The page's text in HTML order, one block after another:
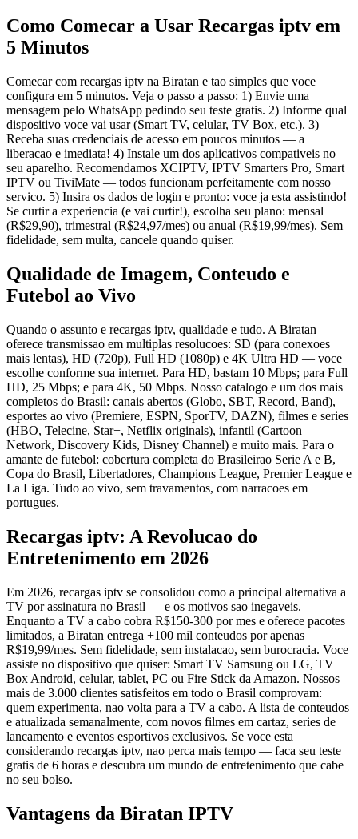
Como Comecar a Usar Recargas iptv em
5 Minutos
Comecar com recargas iptv na Biratan e tao simples que voce
configura em 5 minutos. Veja o passo a passo: 1) Envie uma
mensagem pelo WhatsApp pedindo seu teste gratis. 2) Informe qual
dispositivo voce vai usar (Smart TV, celular, TV Box, etc.). 3)
Receba suas credenciais de acesso em poucos minutos — a
liberacao e imediata! 4) Instale um dos aplicativos compativeis no
seu aparelho. Recomendamos XCIPTV, IPTV Smarters Pro, Smart
IPTV ou TiviMate — todos funcionam perfeitamente com nosso
servico. 5) Insira os dados de login e pronto: voce ja esta assistindo!
Se curtir a experiencia (e vai curtir!), escolha seu plano: mensal
(R$29,90), trimestral (R$24,97/mes) ou anual (R$19,99/mes). Sem
fidelidade, sem multa, cancele quando quiser.
Qualidade de Imagem, Conteudo e
Futebol ao Vivo
Quando o assunto e recargas iptv, qualidade e tudo. A Biratan
oferece transmissao em multiplas resolucoes: SD (para conexoes
mais lentas), HD (720p), Full HD (1080p) e 4K Ultra HD — voce
escolhe conforme sua internet. Para HD, bastam 10 Mbps; para Full
HD, 25 Mbps; e para 4K, 50 Mbps. Nosso catalogo e um dos mais
completos do Brasil: canais abertos (Globo, SBT, Record, Band),
esportes ao vivo (Premiere, ESPN, SporTV, DAZN), filmes e series
(HBO, Telecine, Star+, Netflix originals), infantil (Cartoon
Network, Discovery Kids, Disney Channel) e muito mais. Para o
amante de futebol: cobertura completa do Brasileirao Serie A e B,
Copa do Brasil, Libertadores, Champions League, Premier League e
La Liga. Tudo ao vivo, sem travamentos, com narracoes em
portugues.
Recargas iptv: A Revolucao do
Entretenimento em 2026
Em 2026, recargas iptv se consolidou como a principal alternativa a
TV por assinatura no Brasil — e os motivos sao inegaveis.
Enquanto a TV a cabo cobra R$150-300 por mes e oferece pacotes
limitados, a Biratan entrega +100 mil conteudos por apenas
R$19,99/mes. Sem fidelidade, sem instalacao, sem burocracia. Voce
assiste no dispositivo que quiser: Smart TV Samsung ou LG, TV
Box Android, celular, tablet, PC ou Fire Stick da Amazon. Nossos
mais de 3.000 clientes satisfeitos em todo o Brasil comprovam:
quem experimenta, nao volta para a TV a cabo. A lista de conteudos
e atualizada semanalmente, com novos filmes em cartaz, series de
lancamento e eventos esportivos exclusivos. Se voce esta
considerando recargas iptv, nao perca mais tempo — faca seu teste
gratis de 6 horas e descubra um mundo de entretenimento que cabe
no seu bolso.
Vantagens da Biratan IPTV